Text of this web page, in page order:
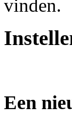
vinden.
Een